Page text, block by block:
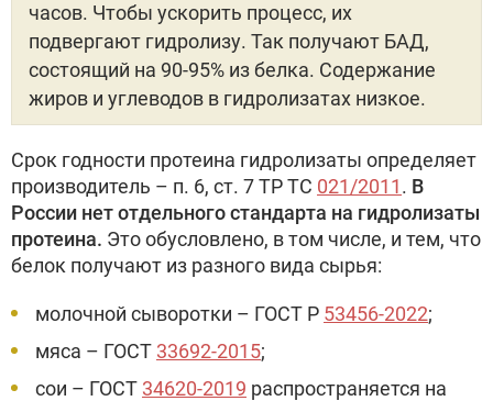
часов. Чтобы ускорить процесс, их
подвергают гидролизу. Так получают БАД,
состоящий на 90-95% из белка. Содержание
жиров и углеводов в гидролизатах низкое.
Срок годности протеина гидролизаты определяет
производитель – п. 6, ст. 7 ТР ТС 021/2011. В
России нет отдельного стандарта на гидролизаты
протеина. Это обусловлено, в том числе, и тем, что
белок получают из разного вида сырья:
молочной сыворотки – ГОСТ Р 53456-2022;
мяса – ГОСТ 33692-2015;
сои – ГОСТ 34620-2019 распространяется на